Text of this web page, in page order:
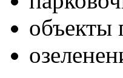
объекты